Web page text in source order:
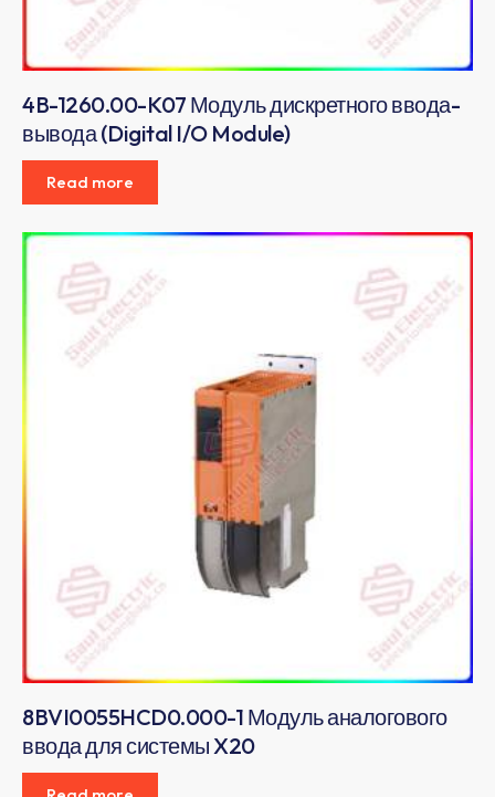
4B-1260.00-K07 Модуль дискретного ввода-
вывода (Digital I/O Module)
Read more
8BVI0055HCD0.000-1 Модуль аналогового
ввода для системы X20